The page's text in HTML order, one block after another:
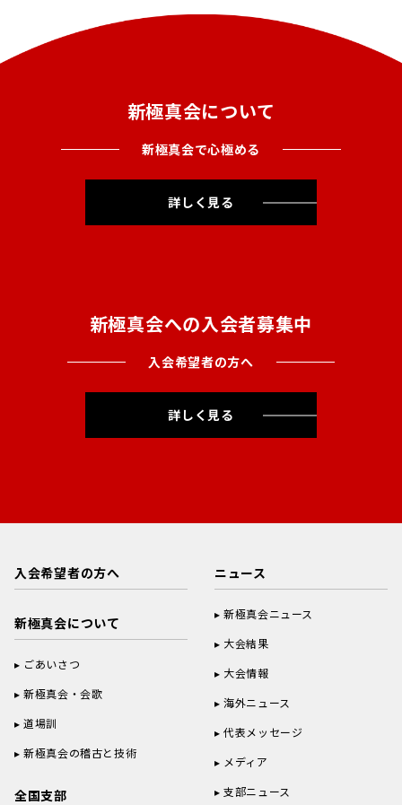
新極真会について
新極真会で心極める
詳しく見る
新極真会への入会者募集中
入会希望者の方へ
詳しく見る
入会希望者の方へ
新極真会について
ごあいさつ
新極真会・会歌
道場訓
新極真会の稽古と技術
全国支部
ニュース
新極真会ニュース
大会結果
大会情報
海外ニュース
代表メッセージ
メディア
支部ニュース